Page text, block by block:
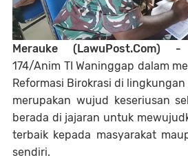
Merauke (LawuPost.Com)
174/Anim TI Waninggap dalam
Reformasi Birokrasi di lingkungan
merupakan wujud keseriusan
berada di jajaran untuk
terbaik kepada masyarakat
sendiri.